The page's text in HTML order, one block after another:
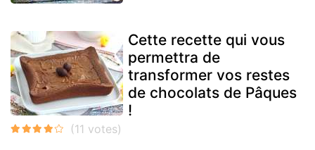
Cette recette qui vous
permettra de
transformer vos restes
de chocolats de Pâques
!